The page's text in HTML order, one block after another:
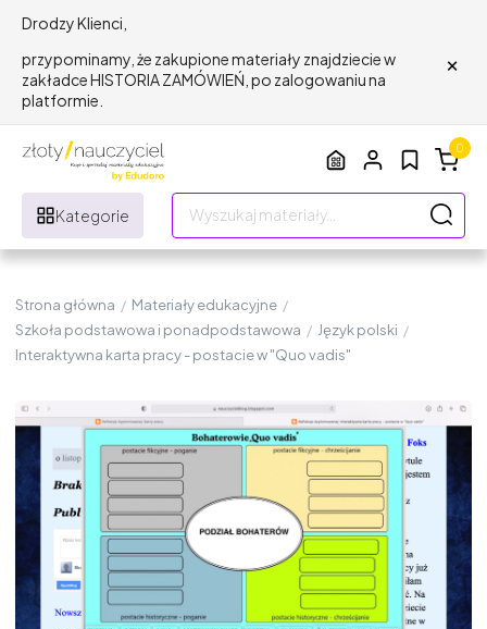
Drodzy Klienci,
przypominamy, że zakupione materiały znajdziecie w
zakładce HISTORIA ZAMÓWIEŃ, po zalogowaniu na
platformie.
×
Kategorie
0
Strona główna / Materiały edukacyjne /
Szkoła podstawowa i ponadpodstawowa / Język polski /
Interaktywna karta pracy - postacie w "Quo vadis"